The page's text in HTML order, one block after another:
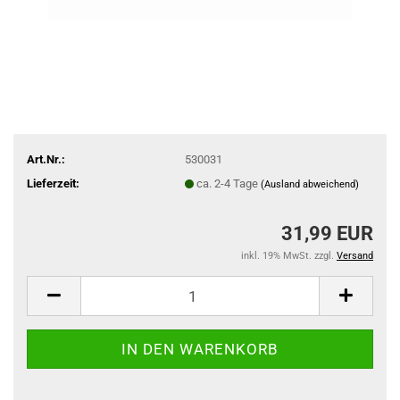
Art.Nr.:
530031
Lieferzeit:
ca. 2-4 Tage (Ausland abweichend)
31,99 EUR
inkl. 19% MwSt. zzgl. Versand